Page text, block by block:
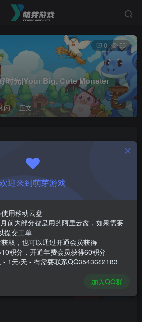
时光|Your Big, Cute Monster
闲 正文
0 55
费后查看
￥1
登录购买
270.6 MB
欢迎来到萌芽游戏
用移动云盘
前大部分都是用的阿里云盘，如果需要
提交工单
取，也可以通过开通会员获得
积分，开通年费会员获得60积分
- 1元/天 - 有需要联系QQ3543682183
加入QQ群